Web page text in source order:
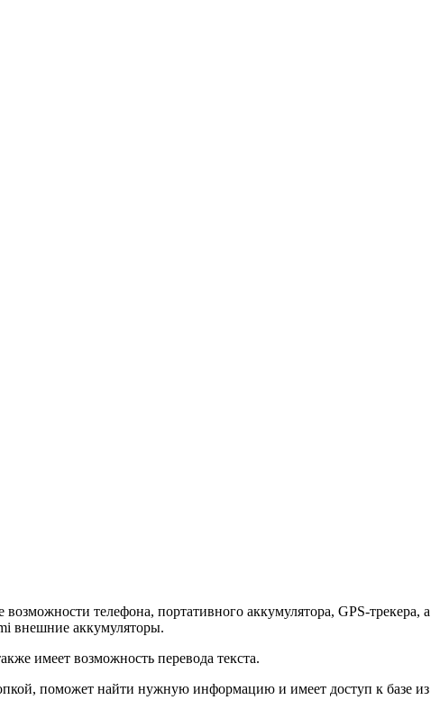
телефона, портативного аккумулятора, GPS-трекера, а
внешние аккумуляторы.
имеет возможность перевода текста.
поможет найти нужную информацию и имеет доступ к базе из